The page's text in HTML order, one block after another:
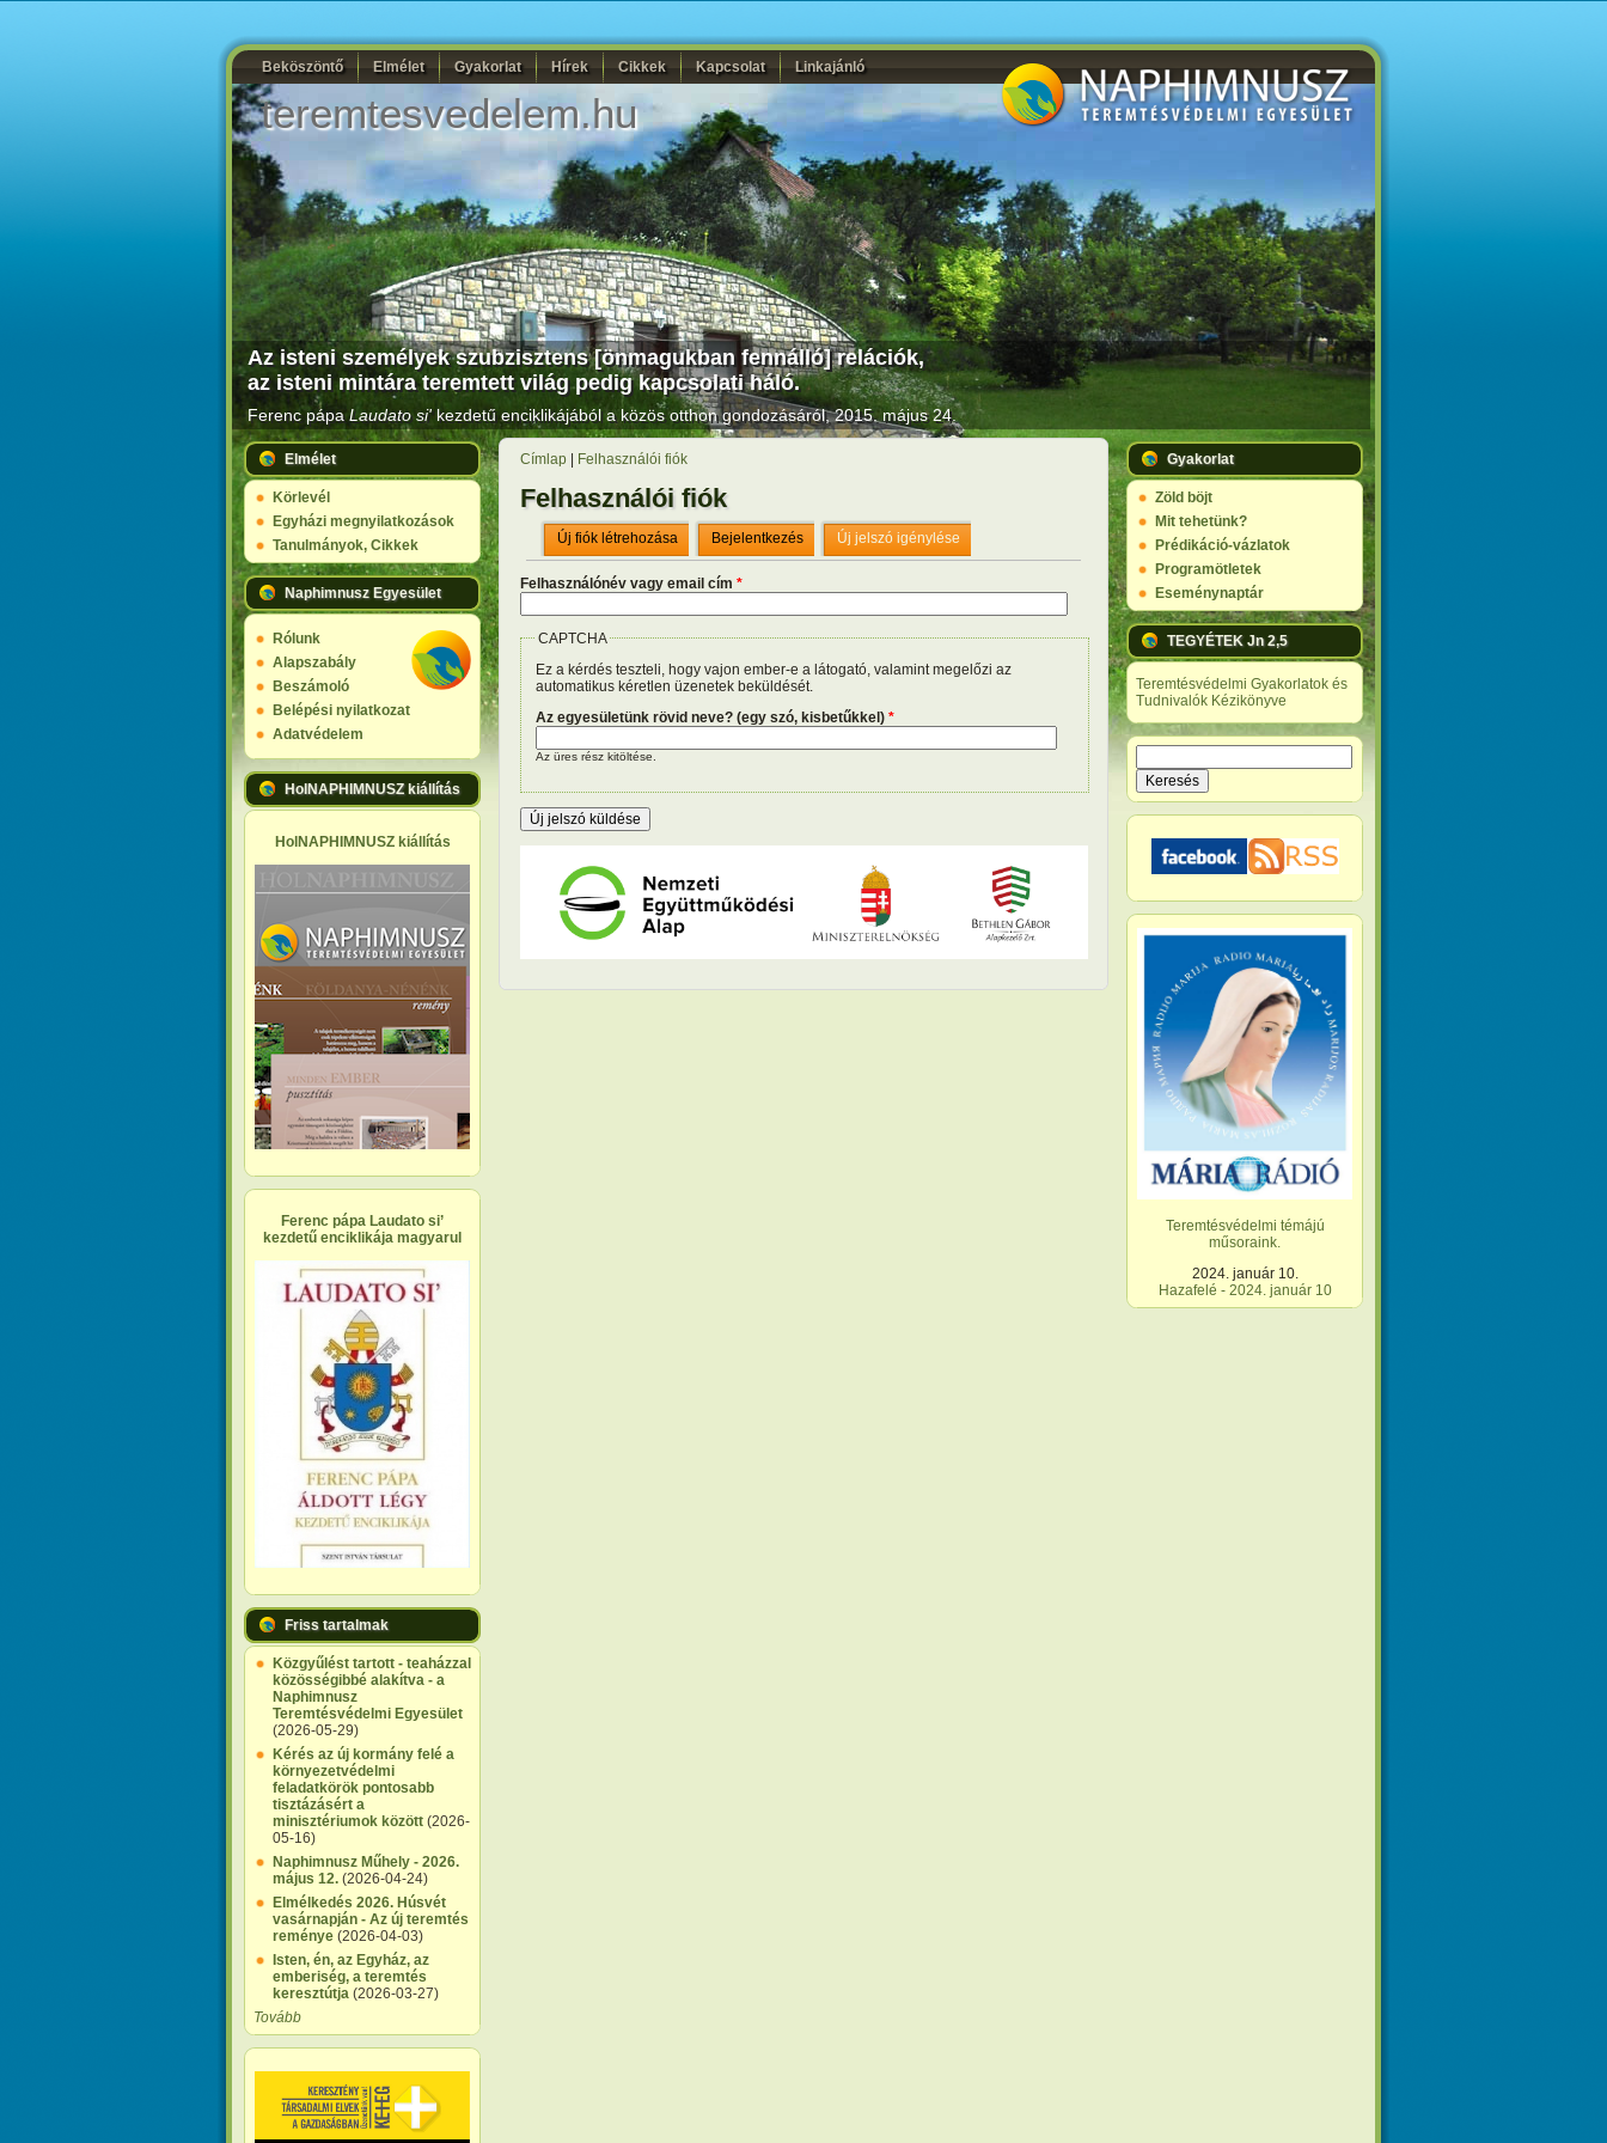
Beköszöntő Elmélet Gyakorlat Hírek Cikkek Kapcsolat Linkajánló
teremtesvedelem.hu
Az isteni személyek szubzisztens [önmagukban fennálló] relációk,
az isteni mintára teremtett világ pedig kapcsolati háló.
Ferenc pápaLaudato si'kezdetű enciklikájából a közös otthon gondozásáról, 2015. május 24.
Elmélet
Körlevél
Egyházi megnyilatkozások
Tanulmányok, Cikkek
Naphimnusz Egyesület
Rólunk
Alapszabály
Beszámoló
Belépési nyilatkozat
Adatvédelem
HolNAPHIMNUSZ kiállítás
HolNAPHIMNUSZ kiállítás
Ferenc pápa Laudato si’
kezdetű enciklikája magyarul
Friss tartalmak
Közgyűlést tartott - teaházzal
közösségibbé alakítva - a
Naphimnusz
Teremtésvédelmi Egyesület
(2026-05-29)
Kérés az új kormány felé a
környezetvédelmi
feladatkörök pontosabb
tisztázásért a
minisztériumok között (2026-
05-16)
Naphimnusz Műhely - 2026.
május 12. (2026-04-24)
Elmélkedés 2026. Húsvét
vasárnapján - Az új teremtés
reménye (2026-04-03)
Isten, én, az Egyház, az
emberiség, a teremtés
keresztútja (2026-03-27)
Tovább
Címlap Felhasználói fiók
Felhasználói fiók
Elsődleges fülek
Új fiók létrehozása Bejelentkezés Új jelszó igénylése
Felhasználónév vagy email cím *
CAPTCHA
Ez a kérdés teszteli, hogy vajon ember-e a látogató, valamint megelőzi az
automatikus kéretlen üzenetek beküldését.
Az egyesületünk rövid neve? (egy szó, kisbetűkkel) *
Az üres rész kitöltése.
Gyakorlat
Zöld böjt
Mit tehetünk?
Prédikáció-vázlatok
Programötletek
Eseménynaptár
TEGYÉTEK Jn 2,5
Teremtésvédelmi Gyakorlatok és
Tudnivalók Kézikönyve
Keresés űrlap
Teremtésvédelmi témájú
műsoraink.
2024. január 10.
Hazafelé - 2024. január 10